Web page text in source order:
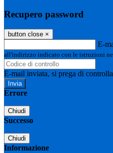
Recupero password
button close ×
E-
all'indirizzo indicato con le istruzioni
E-mail inviata, si prega di
Errore
Chiudi
Successo
Chiudi
Informazione